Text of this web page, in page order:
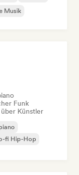
Musik
Funk
Künstler
fi Hip-Hop